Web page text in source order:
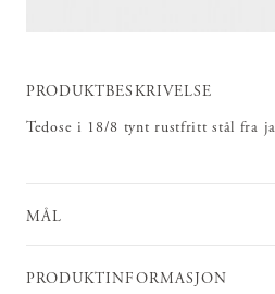
PRODUKTBESKRIVELSE
Tedose i 18/8 tynt rustfritt stål fra
MÅL
PRODUKTINFORMASJON